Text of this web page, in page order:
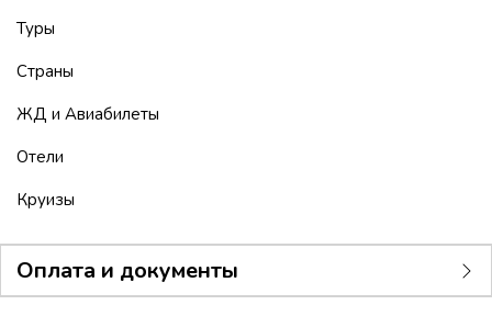
Туры
Страны
ЖД и Авиабилеты
Отели
Круизы
Оплата и документы